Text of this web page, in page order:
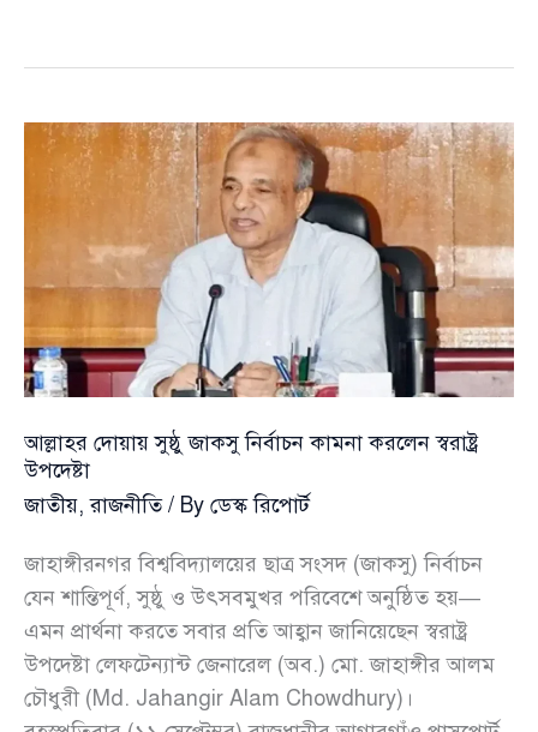
আল্লাহর দোয়ায় সুষ্ঠু জাকসু নির্বাচন কামনা করলেন স্বরাষ্ট্র
উপদেষ্টা
জাতীয়,রাজনীতি/ By ডেস্ক রিপোর্ট
জাহাঙ্গীরনগর বিশ্ববিদ্যালয়ের ছাত্র সংসদ (জাকসু) নির্বাচন
যেন শান্তিপূর্ণ, সুষ্ঠু ও উৎসবমুখর পরিবেশে অনুষ্ঠিত হয়—
এমন প্রার্থনা করতে সবার প্রতি আহ্বান জানিয়েছেন স্বরাষ্ট্র
উপদেষ্টা লেফটেন্যান্ট জেনারেল (অব.) মো. জাহাঙ্গীর আলম
চৌধুরী (Md. Jahangir Alam Chowdhury)।